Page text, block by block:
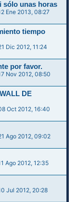
sólo unas horas
Ene 2013, 08:27
tiempo
Dic 2012, 11:24
por favor.
Nov 2012, 08:50
DE
Oct 2012, 16:40
Ago 2012, 09:02
Ago 2012, 12:35
Jul 2012, 20:28